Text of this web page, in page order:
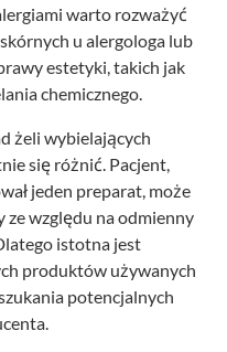
warto rozważyć
u alergologa lub
estetyki, takich jak
chemicznego.
żeli wybielających
się różnić. Pacjent,
jeden preparat, może
ze względu na odmienny
istotna jest
produktów używanych
potencjalnych